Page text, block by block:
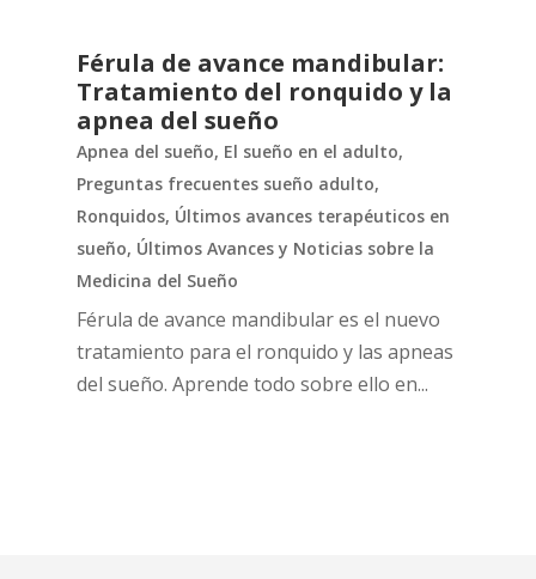
Férula de avance mandibular:
Tratamiento del ronquido y la
apnea del sueño
Apnea del sueño, El sueño en el adulto,
Preguntas frecuentes sueño adulto,
Ronquidos, Últimos avances terapéuticos en
sueño, Últimos Avances y Noticias sobre la
Medicina del Sueño
Férula de avance mandibular es el nuevo
tratamiento para el ronquido y las apneas
del sueño. Aprende todo sobre ello en...